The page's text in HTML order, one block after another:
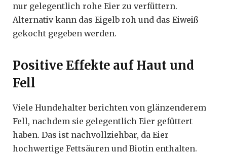
nur gelegentlich rohe Eier zu verfüttern.
Alternativ kann das Eigelb roh und das Eiweiß
gekocht gegeben werden.
Positive Effekte auf Haut und
Fell
Viele Hundehalter berichten von glänzenderem
Fell, nachdem sie gelegentlich Eier gefüttert
haben. Das ist nachvollziehbar, da Eier
hochwertige Fettsäuren und Biotin enthalten.